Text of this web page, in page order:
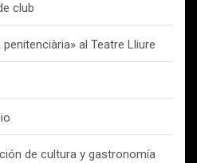
club
al Teatre Lliure
de cultura y gastronomía